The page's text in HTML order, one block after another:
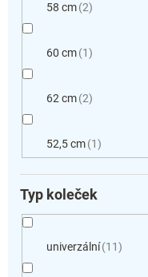
58 cm 2
60 cm 1
62 cm 2
52,5 cm 1
Typ koleček
univerzální 11